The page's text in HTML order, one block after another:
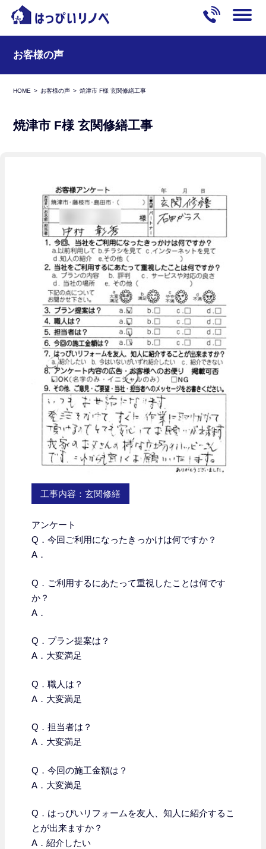
お客様の声
HOME お客様の声 焼津市 F様 玄関修繕工事
焼津市 F様 玄関修繕工事
工事内容：玄関修繕
アンケート
Q．今回ご利用になったきっかけは何ですか？
A．
Q． ご利用するにあたって重視したことは何です
か？
A．
Q．プラン提案は？
A．大変満足
Q．職人は？
A．大変満足
Q．担当者は？
A．大変満足
Q．今回の施工金額は？
A．大変満足
Q．はっぴいリフォームを友人、知人に紹介するこ
とが出来ますか？
A．紹介したい